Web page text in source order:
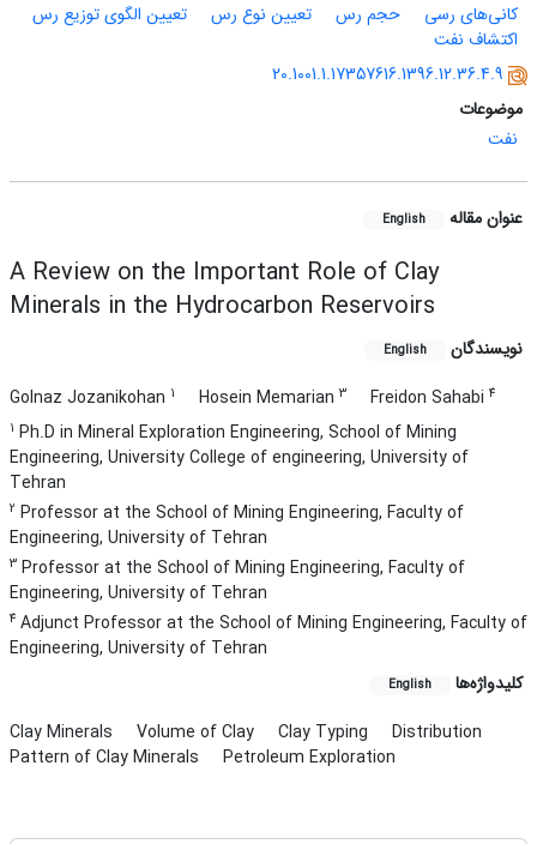
کانی‌های رسی
حجم رس تعیین نوع رس
تعیین الگوی توزیع رس
اکتشاف نفت
20.1001.1.17357616.1396.12.36.4.9
موضوعات
نفت
عنوان مقاله English
A Review on the Important Role of Clay
Minerals in the Hydrocarbon Reservoirs
نویسندگان English
Golnaz Jozanikohan 1 Hosein Memarian 3 Freidon Sahabi 4
1 Ph.D in Mineral Exploration Engineering, School of Mining
Engineering, University College of engineering, University of
Tehran
2 Professor at the School of Mining Engineering, Faculty of
Engineering, University of Tehran
3 Professor at the School of Mining Engineering, Faculty of
Engineering, University of Tehran
4 Adjunct Professor at the School of Mining Engineering, Faculty of
Engineering, University of Tehran
کلیدواژه‌ها
English
Clay Minerals Volume of Clay Clay Typing
Distribution
Pattern of Clay Minerals
Petroleum Exploration